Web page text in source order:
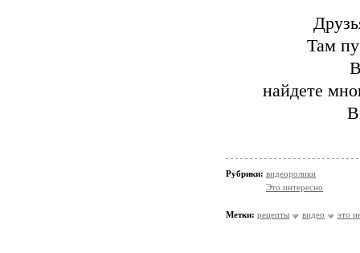
Там
найдете
Рубрики: видеоролики
Это интересно
Метки: рецепты видео это